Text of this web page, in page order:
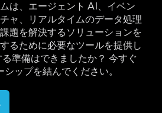
は、エージェント AI、イベン
ャ、リアルタイムのデータ処理
題を解決するソリューションを
るために必要なツールを提供し
準備はできましたか？ 今すぐ
ップを結んでください。